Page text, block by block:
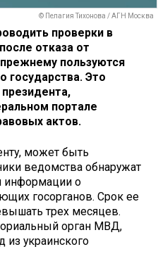
© Пелагия Тихонова / АГН Москва
проверки в
отказа от
пользуются
государства. Это
портале
актов.
может быть
ведомства обнаружат
информации о
госорганов. Срок ее
трех месяцев.
орган МВД,
из украинского